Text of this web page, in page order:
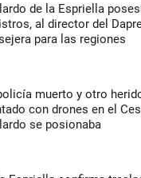
de la Espriella
al director del
para las regiones
muerto y otro
con drones en el
se posionaba